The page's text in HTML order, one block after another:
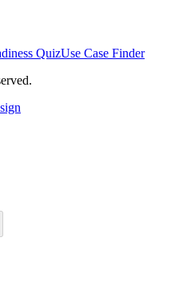
QuizUse Case Finder